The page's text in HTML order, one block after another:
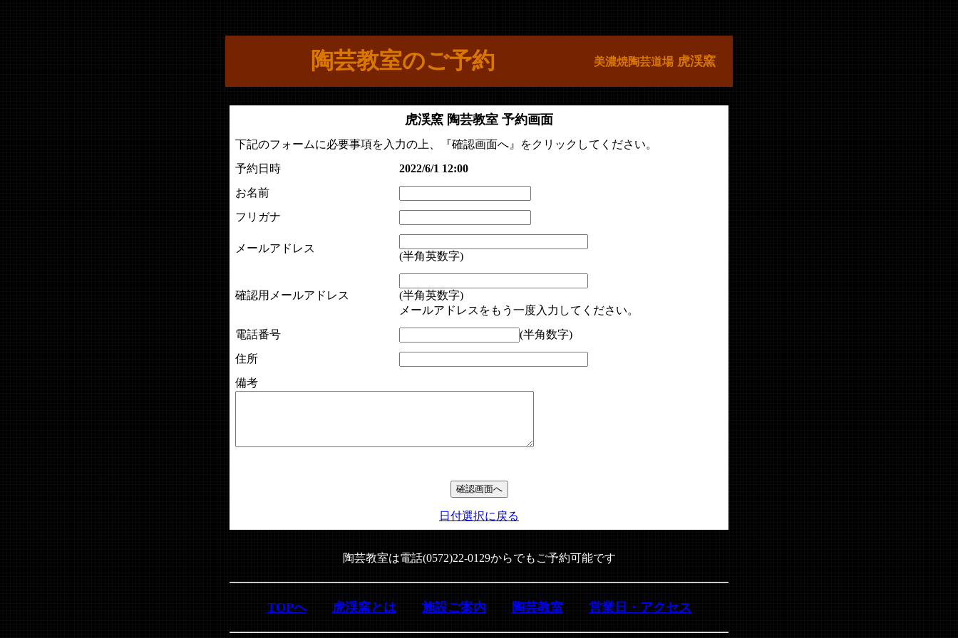
陶芸教室のご予約 美濃焼陶芸道場 虎渓窯
虎渓窯 陶芸教室 予約画面
下記のフォームに必要事項を入力の上、『確認画面へ』をクリックしてください。
予約日時
2022/6/1 12:00
お名前
フリガナ
メールアドレス
(半角英数字)
確認用メールアドレス
(半角英数字)
メールアドレスをもう一度入力してください。
電話番号
(半角数字)
住所
備考
日付選択に戻る
陶芸教室は電話(0572)22-0129からでもご予約可能です
TOPへ 虎渓窯とは 施設ご案内 陶芸教室 営業日・アクセス